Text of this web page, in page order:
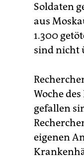
Soldaten
aus
1.300
sind nicht
Woche
gefallen
eigenen